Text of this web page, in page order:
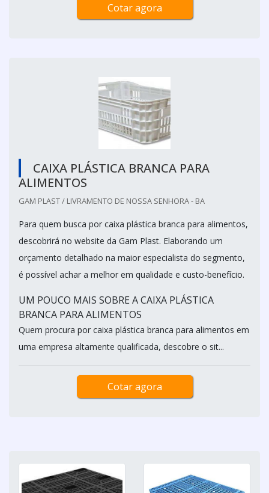
Cotar agora
CAIXA PLÁSTICA BRANCA PARA
ALIMENTOS
GAM PLAST / LIVRAMENTO DE NOSSA SENHORA - BA
Para quem busca por caixa plástica branca para alimentos,
descobrirá no website da Gam Plast. Elaborando um
orçamento detalhado na maior especialista do segmento,
é possível achar a melhor em qualidade e custo-benefício.
UM POUCO MAIS SOBRE A CAIXA PLÁSTICA
BRANCA PARA ALIMENTOS
Quem procura por caixa plástica branca para alimentos em
uma empresa altamente qualificada, descobre o sit...
Cotar agora